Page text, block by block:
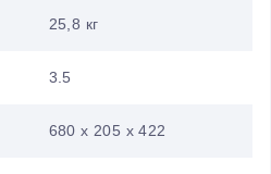
25,8 кг
3.5
680 х 205 х 422